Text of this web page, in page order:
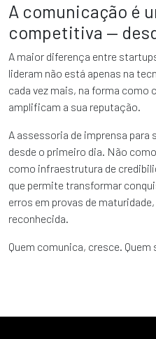
A comunicação é
competitiva —
A maior diferença entre
lideram não está apenas na
cada vez mais, na forma como
amplificam a sua reputação.
A assessoria de imprensa
desde o primeiro dia. Não
como infraestrutura de
que permite transformar
erros em provas de
reconhecida.
Quem comunica, cresce. Quem